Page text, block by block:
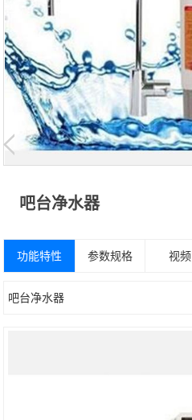
吧台净水器
功能特性 参数规格 视频
吧台净水器